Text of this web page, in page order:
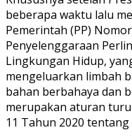
beberapa waktu lalu
Pemerintah (PP)
Penyelenggaraan
Lingkungan Hidup,
mengeluarkan limbah
bahan berbahaya dan
merupakan aturan
11 Tahun 2020 tentang